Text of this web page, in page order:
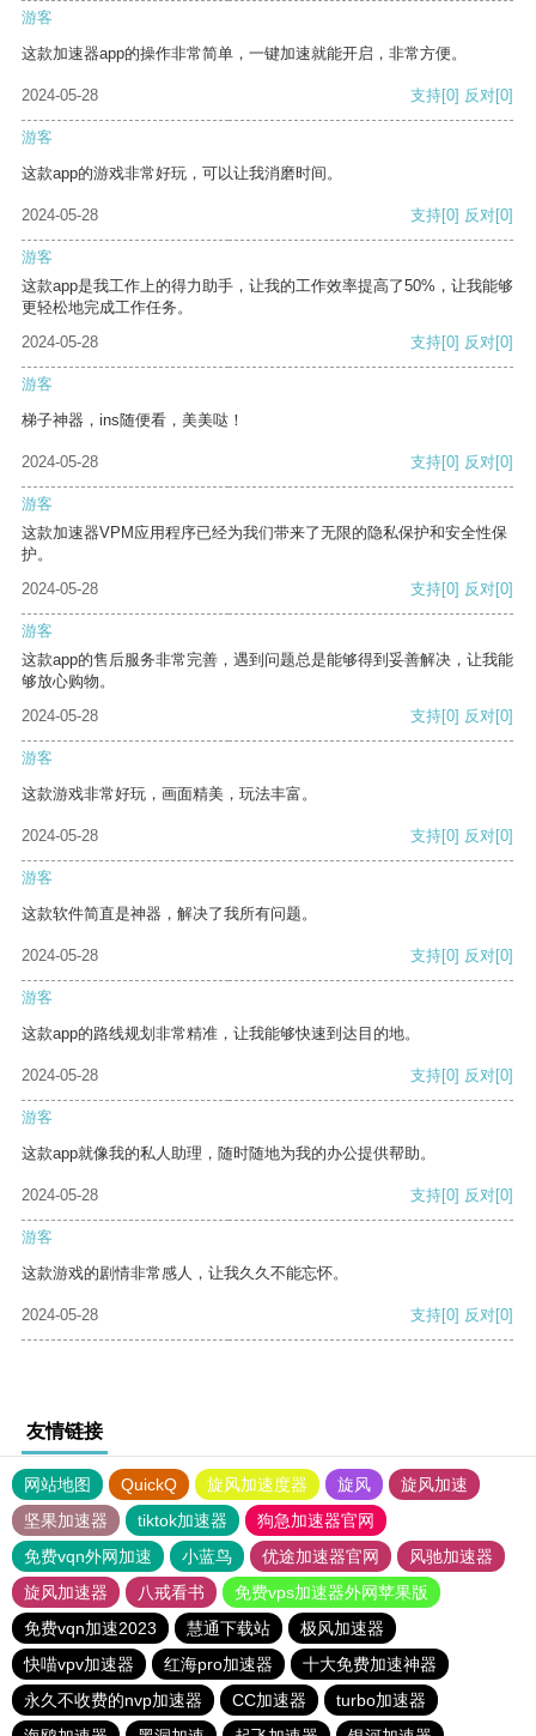
游客
这款加速器app的操作非常简单，一键加速就能开启，非常方便。
2024-05-28 支持[0] 反对[0]
游客
这款app的游戏非常好玩，可以让我消磨时间。
2024-05-28 支持[0] 反对[0]
游客
这款app是我工作上的得力助手，让我的工作效率提高了50%，让我能够
更轻松地完成工作任务。
2024-05-28
支持[0] 反对[0]
游客
梯子神器，ins随便看，美美哒！
2024-05-28 支持[0] 反对[0]
游客
这款加速器VPM应用程序已经为我们带来了无限的隐私保护和安全性保
护。
2024-05-28
支持[0] 反对[0]
游客
这款app的售后服务非常完善，遇到问题总是能够得到妥善解决，让我能
够放心购物。
2024-05-28
支持[0] 反对[0]
游客
这款游戏非常好玩，画面精美，玩法丰富。
2024-05-28 支持[0] 反对[0]
游客
这款软件简直是神器，解决了我所有问题。
2024-05-28 支持[0] 反对[0]
游客
这款app的路线规划非常精准，让我能够快速到达目的地。
2024-05-28 支持[0] 反对[0]
游客
这款app就像我的私人助理，随时随地为我的办公提供帮助。
2024-05-28 支持[0] 反对[0]
游客
这款游戏的剧情非常感人，让我久久不能忘怀。
2024-05-28 支持[0] 反对[0]
友情链接
网站地图 QuickQ 旋风加速度器 旋风
旋风加速
坚果加速器
tiktok加速器
狗急加速器官网
免费vqn外网加速
小蓝鸟 优途加速器官网
风驰加速器
旋风加速器
八戒看书
免费vps加速器外网苹果版
免费vqn加速2023
慧通下载站
极风加速器
快喵vpv加速器
红海pro加速器
十大免费加速神器
永久不收费的nvp加速器
CC加速器
turbo加速器